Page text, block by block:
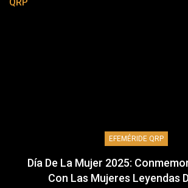
QRP
EFEMÉRIDE QRP
Día De La Mujer 2025:
Con Las Mujeres Leyendas